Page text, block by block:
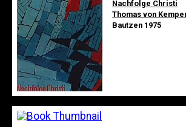
Nachfolge Christi
Thomas von
Bautzen 1975